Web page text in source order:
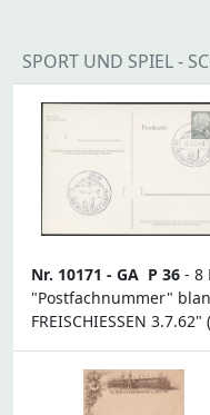
SPORT UND SPIEL -
Nr. 10171 - GA P 36 - 8
"Postfachnummer"
FREISCHIESSEN